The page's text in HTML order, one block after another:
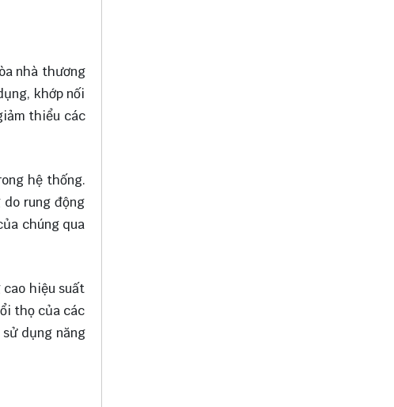
nhà thương
khớp nối
thiểu các
hệ thống.
rung động
chúng qua
hiệu suất
thọ của các
dụng năng